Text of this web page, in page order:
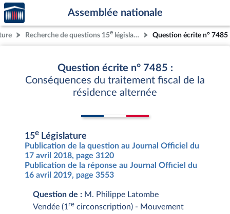
Aller au contenu
Aller en bas de la page
Accèder
à la
page
d'accueil
Assemblée nationale
Recherche de questions 15e législature Question écrite n° 7485
Question écrite n° 7485 :
Conséquences du traitement fiscal de la
résidence alternée
15e Législature
Publication de la question au Journal Officiel du
17 avril 2018, page 3120
Publication de la réponse au Journal Officiel du
16 avril 2019, page 3553
Question de : M. Philippe Latombe
Vendée (1 re circonscription) - Mouvement